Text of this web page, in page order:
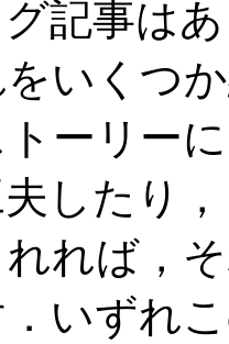
記事は
いくつ
ーリー
したり
れば，
いずれ